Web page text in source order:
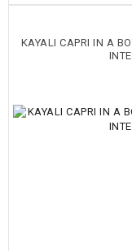
KAYALI CAPRI IN A